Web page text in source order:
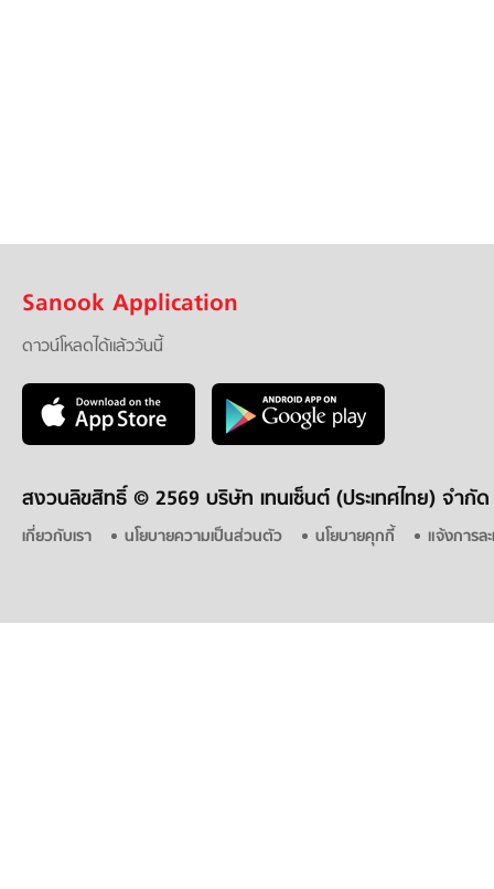
Sanook Application
ดาวน์โหลดได้แล้ววันนี้
สงวนลิขสิทธิ์ © 2569 บริษัท เทนเซ็นต์ (ประเทศไทย) จำกัด
เกี่ยวกับเรา นโยบายความเป็นส่วนตัว นโยบายคุกกี้ แจ้งการล